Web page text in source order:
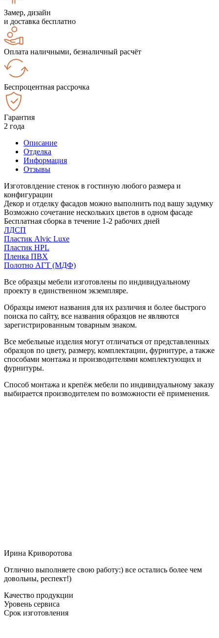
Замер, дизайн
и доставка бесплатно
Оплата наличными, безналичный расчёт
Беспроцентная рассрочка
Гарантия
2 года
Описание
Отделка
Информация
Отзывы
Изготовлдение стенок в гостиную любого размера и
конфигурации
Декор и отделку фасадов можно выполнить под вашу задумку
Возможно сочетание нескольких цветов в одном фасаде
Бесплатная сборка в течение 1-2 рабочих дней
ЛДСП
Пластик Alvic Luxe
Пластик HPL
Пленка ПВХ
Полотно АГТ (МДФ)
Все образцы мебели изготовлены по индивидуальному
проекту в единственном экземпляре.
Образцы имеют названия для их различия и более быстрого
поиска по сайту, все названия образцов не являются
зарегистрированным товарным знаком.
Все мебельные изделия могут отличаться от представленных
образцов по цвету, размеру, комплектации, фурнитуре, а также
способами монтажа и производителями комплектующих и
фурнитуры.
Способ монтажа и крепёж мебели по индивидуальному заказу
выбирается производителем по возможности её применения.
Ирина Криворотова
Отлично выполняете свою работу:) все остались более чем
довольны, респект!)
Качество продукции
Уровень сервиса
Срок изготовления